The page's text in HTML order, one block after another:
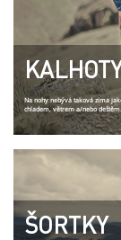
KALHOTY
Na nohy nebývá taková zima
chladem, větrem a/nebo deštěm.
ŠORTKY